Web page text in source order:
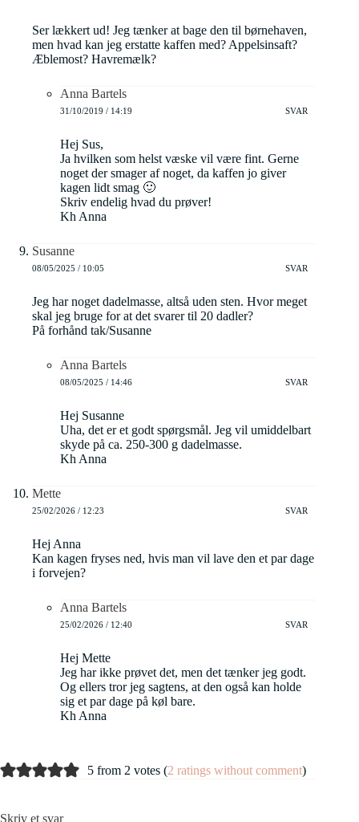
Ser lækkert ud! Jeg tænker at bage den til børnehaven,
men hvad kan jeg erstatte kaffen med? Appelsinsaft?
Æblemost? Havremælk?
Anna Bartels
31/10/2019 / 14:19 SVAR
Hej Sus,
Ja hvilken som helst væske vil være fint. Gerne
noget der smager af noget, da kaffen jo giver
kagen lidt smag 🙂
Skriv endelig hvad du prøver!
Kh Anna
Susanne
08/05/2025 / 10:05 SVAR
Jeg har noget dadelmasse, altså uden sten. Hvor meget
skal jeg bruge for at det svarer til 20 dadler?
På forhånd tak/Susanne
Anna Bartels
08/05/2025 / 14:46 SVAR
Hej Susanne
Uha, det er et godt spørgsmål. Jeg vil umiddelbart
skyde på ca. 250-300 g dadelmasse.
Kh Anna
Mette
25/02/2026 / 12:23 SVAR
Hej Anna
Kan kagen fryses ned, hvis man vil lave den et par dage
i forvejen?
Anna Bartels
25/02/2026 / 12:40 SVAR
Hej Mette
Jeg har ikke prøvet det, men det tænker jeg godt.
Og ellers tror jeg sagtens, at den også kan holde
sig et par dage på køl bare.
Kh Anna
5 from 2 votes (2 ratings without comment)
Skriv et svar